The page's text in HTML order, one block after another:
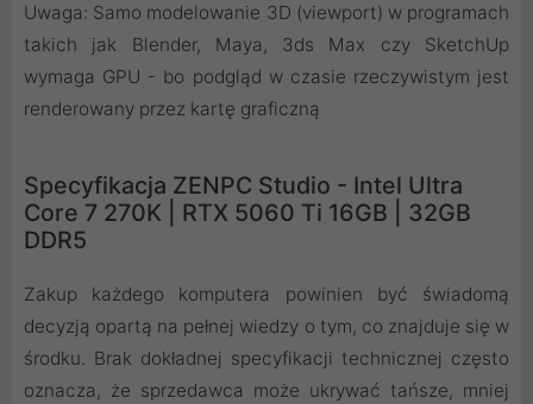
Uwaga: Samo modelowanie 3D (viewport) w programach
takich jak Blender, Maya, 3ds Max czy SketchUp
wymaga GPU - bo podgląd w czasie rzeczywistym jest
renderowany przez kartę graficzną
Specyfikacja ZENPC Studio - Intel Ultra
Core 7 270K | RTX 5060 Ti 16GB | 32GB
DDR5
Zakup każdego komputera powinien być świadomą
decyzją opartą na pełnej wiedzy o tym, co znajduje się w
środku. Brak dokładnej specyfikacji technicznej często
oznacza, że sprzedawca może ukrywać tańsze, mniej